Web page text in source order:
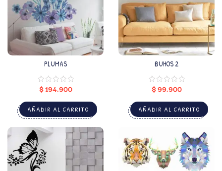
PLUMAS
$194.900
AÑADIR AL CARRITO
BUHOS 2
$99.900
AÑADIR AL CARRITO